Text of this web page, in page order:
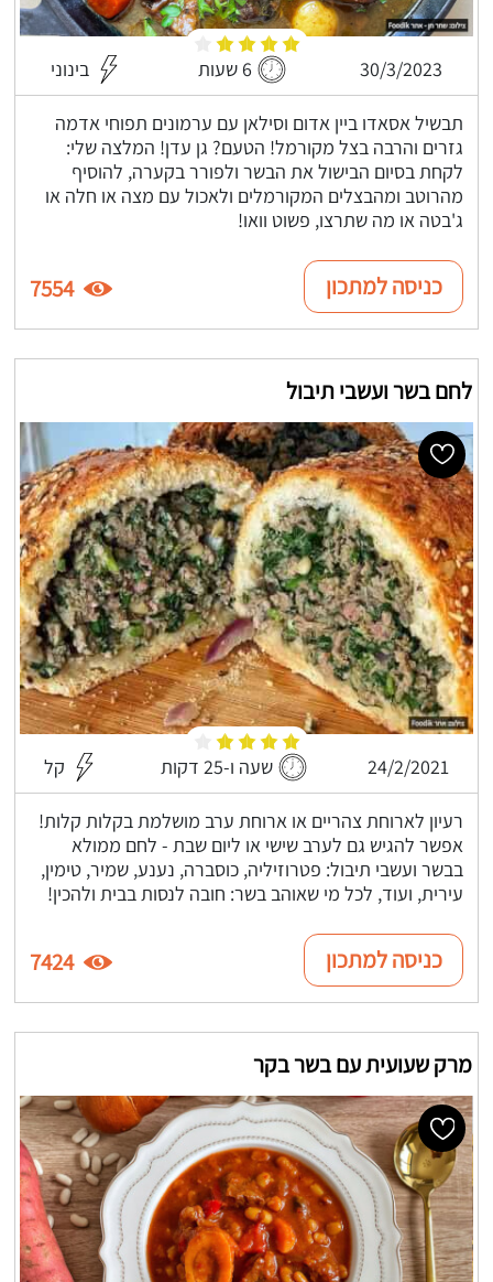
30/3/2023 6 שעות בינוני
תבשיל אסאדו ביין אדום וסילאן עם ערמונים תפוחי אדמה
גזרים והרבה בצל מקורמל! הטעם? גן עדן! המלצה שלי:
לקחת בסיום הבישול את הבשר ולפורר בקערה, להוסיף
מהרוטב ומהבצלים המקורמלים ולאכול עם מצה או חלה או
ג'בטה או מה שתרצו, פשוט וואו!
כניסה למתכון 7554
לחם בשר ועשבי תיבול
24/2/2021 שעה ו-25 דקות קל
רעיון לארוחת צהריים או ארוחת ערב מושלמת בקלות קלות!
אפשר להגיש גם לערב שישי או ליום שבת - לחם ממולא
בבשר ועשבי תיבול: פטרוזיליה, כוסברה, נענע, שמיר, טימין,
עירית, ועוד, לכל מי שאוהב בשר: חובה לנסות בבית ולהכין!
כניסה למתכון 7424
מרק שעועית עם בשר בקר